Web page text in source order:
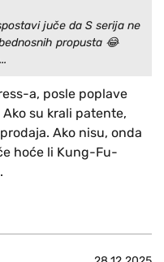
juče da S serija ne
propusta 😂
a, posle poplave
su krali patente,
Ako nisu, onda
hoće li Kung-Fu-